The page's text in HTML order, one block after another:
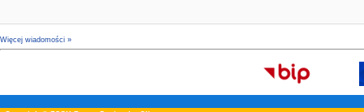
Więcej wiadomości »